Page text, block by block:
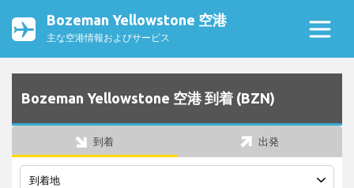
Bozeman Yellowstone 空港
主な空港情報およびサービス
Bozeman Yellowstone 空港 到着 (BZN)
到着 出発